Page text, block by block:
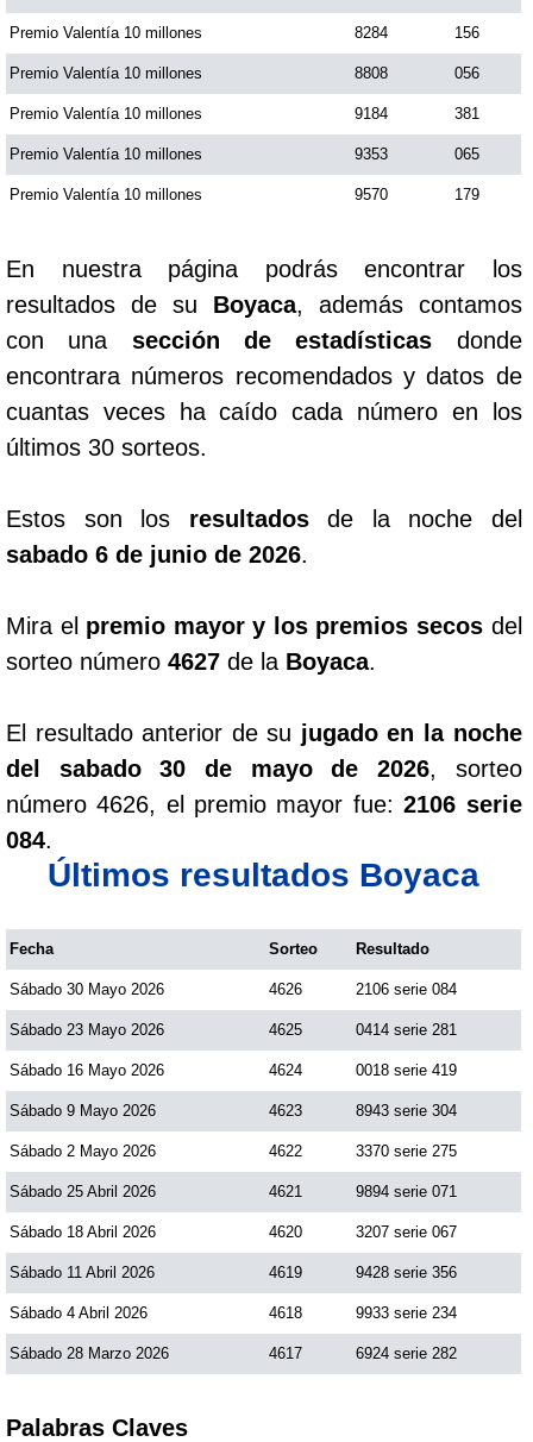
Premio Valentía 10 millones 8284 156
Premio Valentía 10 millones 8808 056
Premio Valentía 10 millones 9184 381
Premio Valentía 10 millones 9353 065
Premio Valentía 10 millones 9570 179
En nuestra página podrás encontrar los
resultados de su Boyaca, además contamos
con una sección de estadísticas donde
encontrara números recomendados y datos de
cuantas veces ha caído cada número en los
últimos 30 sorteos.
Estos son los resultadosde la noche del
sabado 6 de junio de 2026.
Mira el premio mayor y los premios secosdel
sorteo número 4627 de la Boyaca.
El resultado anterior de su jugado en la noche
del sabado 30 de mayo de 2026, sorteo
número 4626, el premio mayor fue:2106 serie
084.
Últimos resultados Boyaca
Fecha Sorteo Resultado
Sábado 30 Mayo 2026 4626 2106 serie 084
Sábado 23 Mayo 2026 4625 0414 serie 281
Sábado 16 Mayo 2026 4624 0018 serie 419
Sábado 9 Mayo 2026 4623 8943 serie 304
Sábado 2 Mayo 2026 4622 3370 serie 275
Sábado 25 Abril 2026 4621 9894 serie 071
Sábado 18 Abril 2026 4620 3207 serie 067
Sábado 11 Abril 2026 4619 9428 serie 356
Sábado 4 Abril 2026 4618 9933 serie 234
Sábado 28 Marzo 2026 4617 6924 serie 282
Palabras Claves